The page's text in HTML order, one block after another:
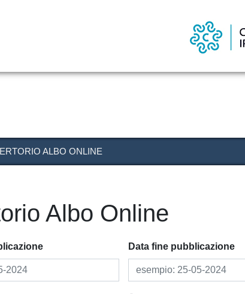
ALBO ONLINE
Albo Online
Data fine pubblicazione